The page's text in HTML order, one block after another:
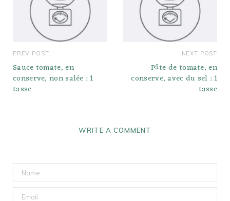
PREV POST
Sauce tomate, en
conserve, non salée : 1
tasse
NEXT POST
Pâte de tomate, en
conserve, avec du sel : 1
tasse
WRITE A COMMENT